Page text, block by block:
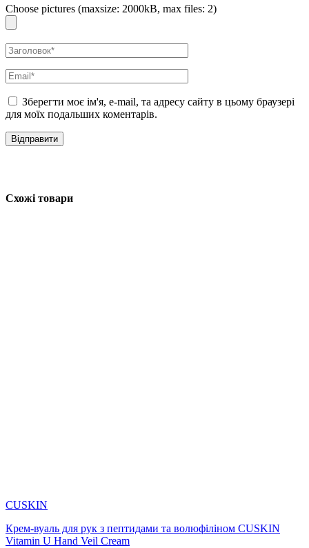
Використовуйте щодня. Уникайте нанесення лосьйону на чутливі
ділянки або ділянки слизової оболонки, щоб запобігти подразненню.
Choose pictures (maxsize: 2000kB, max files: 2)
Зберегти моє ім'я, e-mail, та адресу сайту в цьому браузері
для моїх подальших коментарів.
Схожі товари
CUSKIN
Крем-вуаль для рук з пептидами та волюфіліном CUSKIN
Vitamin U Hand Veil Cream